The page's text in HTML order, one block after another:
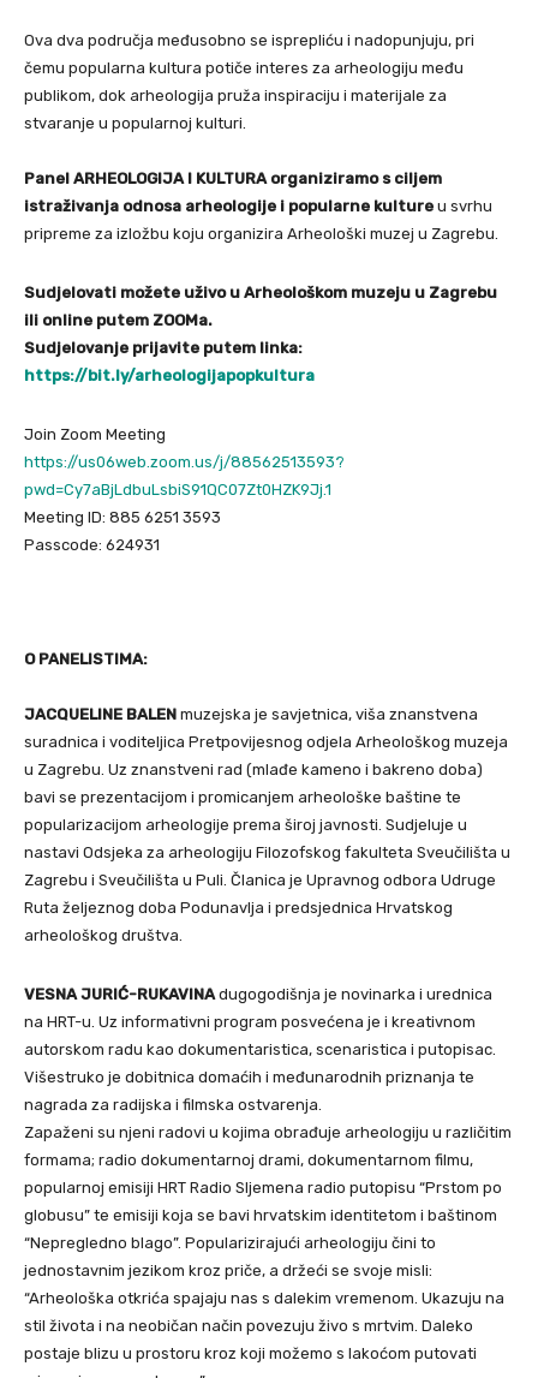
Ova dva područja međusobno se isprepliću i nadopunjuju, pri
čemu popularna kultura potiče interes za arheologiju među
publikom, dok arheologija pruža inspiraciju i materijale za
stvaranje u popularnoj kulturi.
Panel ARHEOLOGIJA I KULTURA organiziramo s ciljem
istraživanja odnosa arheologije i popularne kulture u svrhu
pripreme za izložbu koju organizira Arheološki muzej u Zagrebu.
Sudjelovati možete uživo u Arheološkom muzeju u Zagrebu
ili online putem ZOOMa.
Sudjelovanje prijavite putem linka:
https://bit.ly/arheologijapopkultura
Join Zoom Meeting
https://us06web.zoom.us/j/88562513593?
pwd=Cy7aBjLdbuLsbiS91QC07Zt0HZK9Jj.1
Meeting ID: 885 6251 3593
Passcode: 624931
O PANELISTIMA:
JACQUELINE BALEN muzejska je savjetnica, viša znanstvena
suradnica i voditeljica Pretpovijesnog odjela Arheološkog muzeja
u Zagrebu. Uz znanstveni rad (mlađe kameno i bakreno doba)
bavi se prezentacijom i promicanjem arheološke baštine te
popularizacijom arheologije prema široj javnosti. Sudjeluje u
nastavi Odsjeka za arheologiju Filozofskog fakulteta Sveučilišta u
Zagrebu i Sveučilišta u Puli. Članica je Upravnog odbora Udruge
Ruta željeznog doba Podunavlja i predsjednica Hrvatskog
arheološkog društva.
VESNA JURIĆ-RUKAVINAdugogodišnja je novinarka i urednica
na HRT-u. Uz informativni program posvećena je i kreativnom
autorskom radu kao dokumentaristica, scenaristica i putopisac.
Višestruko je dobitnica domaćih i međunarodnih priznanja te
nagrada za radijska i filmska ostvarenja.
Zapaženi su njeni radovi u kojima obrađuje arheologiju u različitim
formama; radio dokumentarnoj drami, dokumentarnom filmu,
popularnoj emisiji HRT Radio Sljemena radio putopisu “Prstom po
globusu” te emisiji koja se bavi hrvatskim identitetom i baštinom
“Nepregledno blago”. Popularizirajući arheologiju čini to
jednostavnim jezikom kroz priče, a držeći se svoje misli:
“Arheološka otkrića spajaju nas s dalekim vremenom. Ukazuju na
stil života i na neobičan način povezuju živo s mrtvim. Daleko
postaje blizu u prostoru kroz koji možemo s lakoćom putovati